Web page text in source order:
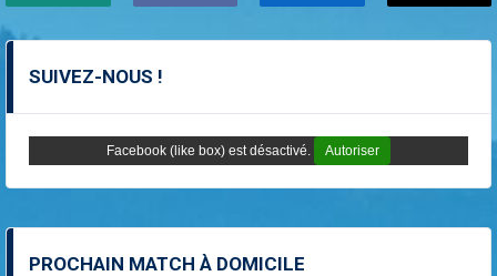
SUIVEZ-NOUS !
Facebook (like box) est désactivé. Autoriser
PROCHAIN MATCH À DOMICILE